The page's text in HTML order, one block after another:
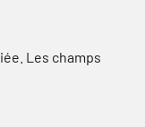
Les champs